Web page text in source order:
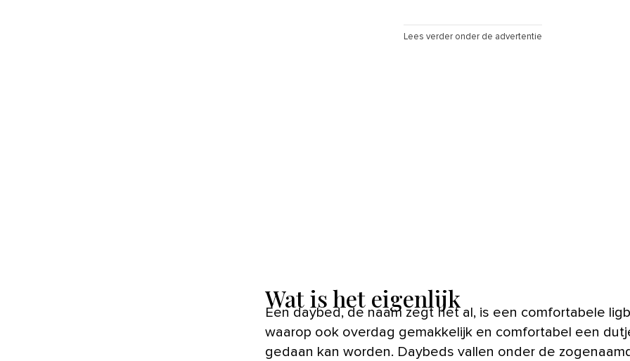
Lees verder onder de advertentie
Wat is het eigenlijk
Een daybed, de naam zegt het al, is een comfortabele ligbank
waarop ook overdag gemakkelijk en comfortabel een
gedaan kan worden. Daybeds vallen onder de